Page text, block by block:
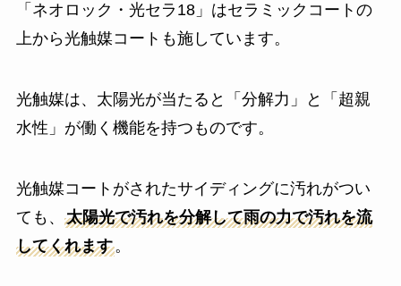
「ネオロック・光セラ18」はセラミックコートの
上から光触媒コートも施しています。
光触媒は、太陽光が当たると「分解力」と「超親
水性」が働く機能を持つものです。
光触媒コートがされたサイディングに汚れがつい
ても、 太陽光で汚れを分解して雨の力で汚れを流
してくれます。